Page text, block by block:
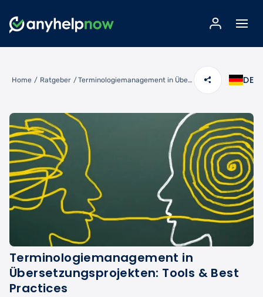
Home / Ratgeber / Terminologiemanagement in Übersetzungsprojekten: Tools & Best Practices DE
Terminologiemanagement in
Übersetzungsprojekten: Tools & Best
Practices